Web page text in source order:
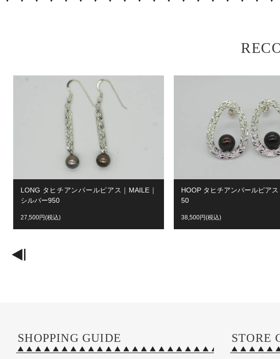
LONG タヒチアンパールピアス｜MAILE｜
シルバー950
27,500円(税込)
HOOP タヒチアンパールピア
50
38,500円(税込)
SHOPPING GUIDE STORE